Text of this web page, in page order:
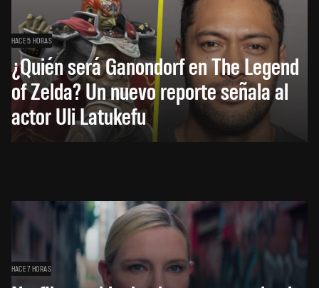
HACE 5 HORAS
¿Quién será Ganondorf en The Legend
of Zelda? Un nuevo reporte señala al
actor Uli Latukefu
HACE 7 HORAS